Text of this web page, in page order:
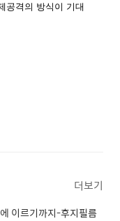
공격의 방식이 기대
더보기
이르기까지-후지필름